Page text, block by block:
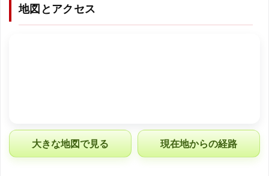
地図とアクセス
大きな地図で見る 現在地からの経路